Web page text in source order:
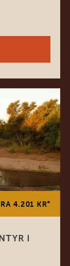
4.201 KR*
I